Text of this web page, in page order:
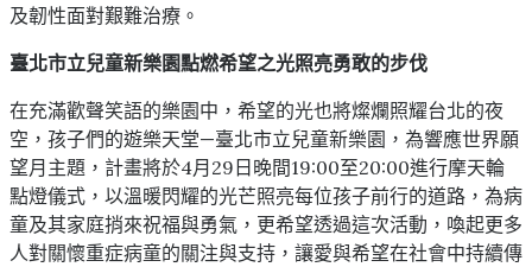
及韌性面對艱難治療。
臺北市立兒童新樂園點燃希望之光照亮勇敢的步伐
在充滿歡聲笑語的樂園中，希望的光也將燦爛照耀台北的夜
空，孩子們的遊樂天堂—臺北市立兒童新樂園，為響應世界願
望月主題，計畫將於4月29日晚間19:00至20:00進行摩天輪
點燈儀式，以溫暖閃耀的光芒照亮每位孩子前行的道路，為病
童及其家庭捎來祝福與勇氣，更希望透過這次活動，喚起更多
人對關懷重症病童的關注與支持，讓愛與希望在社會中持續傳